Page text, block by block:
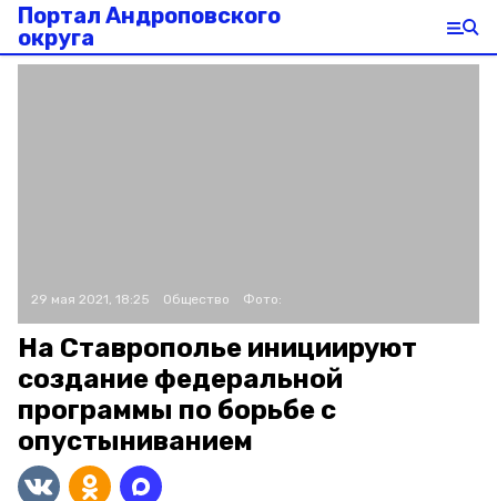
Портал Андроповского
округа
29 мая 2021, 18:25 Общество Фото:
На Ставрополье инициируют
создание федеральной
программы по борьбе с
опустыниванием